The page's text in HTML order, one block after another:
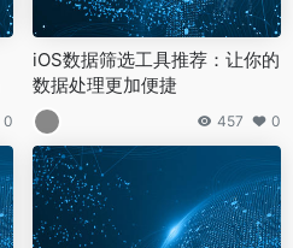
0
iOS数据筛选工具推荐：让你的
数据处理更加便捷
457 0